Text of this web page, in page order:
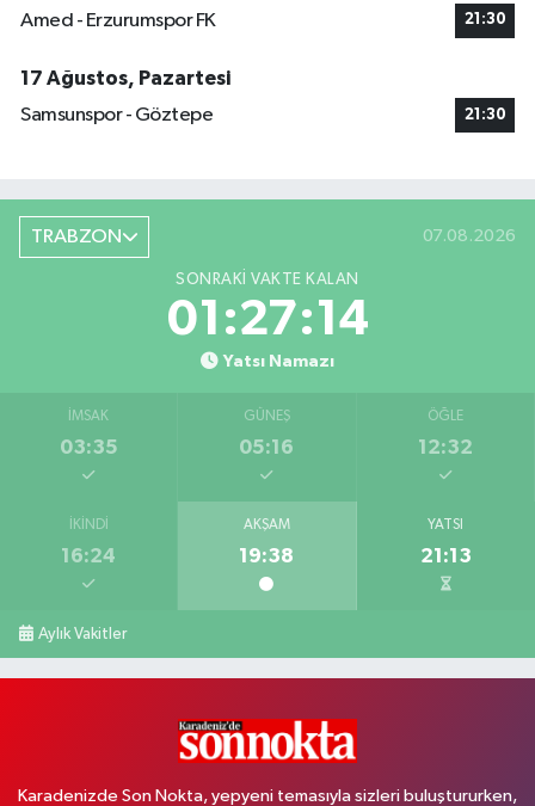
Amed - Erzurumspor FK 21:30
17 Ağustos, Pazartesi
Samsunspor - Göztepe
21:30
TRABZON 07.08.2026
SONRAKI VAKTE KALAN
01:27:14
Yatsı Namazı
İMSAK
03:35
GÜNEŞ
05:16
ÖĞLE
12:32
İKINDI
16:24
AKŞAM
19:38
YATSI
21:13
Aylık Vakitler
Karadenizde Son Nokta, yepyeni temasıyla sizleri buluştururken,